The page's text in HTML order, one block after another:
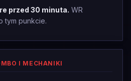
przed 30 minuta. WR
tym punkcie.
I MECHANIKI